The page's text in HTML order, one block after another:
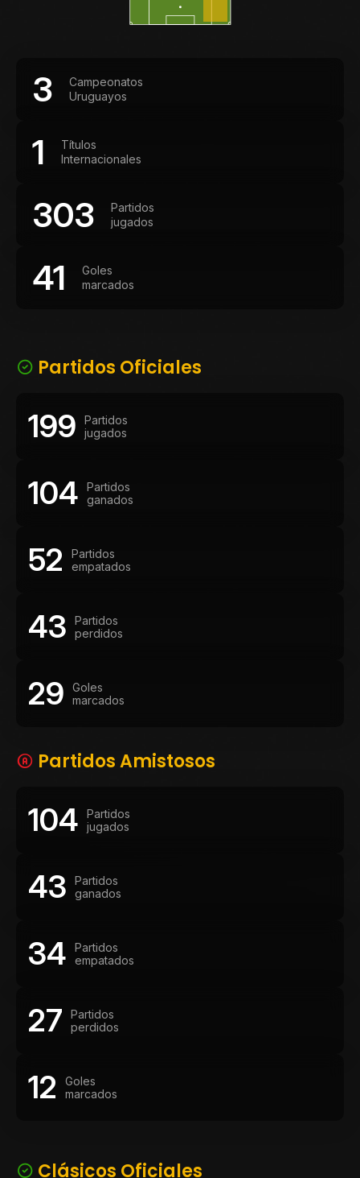
3
Campeonatos
Uruguayos
1
Títulos
Internacionales
303
Partidos
jugados
41
Goles
marcados
Partidos Oficiales
199
Partidos
jugados
104
Partidos
ganados
52
Partidos
empatados
43
Partidos
perdidos
29
Goles
marcados
Partidos Amistosos
104
Partidos
jugados
43
Partidos
ganados
34
Partidos
empatados
27
Partidos
perdidos
12
Goles
marcados
Clásicos Oficiales